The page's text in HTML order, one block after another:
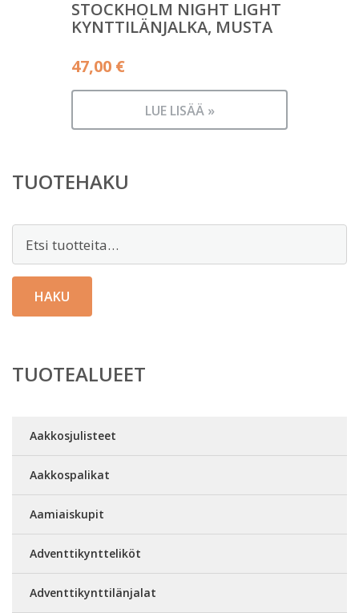
STOCKHOLM NIGHT LIGHT
KYNTTILÄNJALKA, MUSTA
47,00 €
LUE LISÄÄ »
TUOTEHAKU
HAKU
TUOTEALUEET
Aakkosjulisteet
Aakkospalikat
Aamiaiskupit
Adventtikyntteliköt
Adventtikynttilänjalat